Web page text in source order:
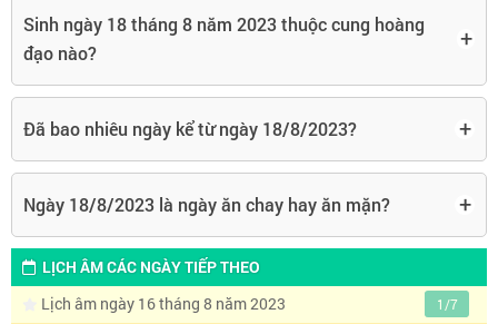
Sinh ngày 18 tháng 8 năm 2023 thuộc cung hoàng
đạo nào?
+
Đã bao nhiêu ngày kể từ ngày 18/8/2023? +
Ngày 18/8/2023 là ngày ăn chay hay ăn mặn? +
LỊCH ÂM CÁC NGÀY TIẾP THEO
Lịch âm ngày 16 tháng 8 năm 2023
1/7